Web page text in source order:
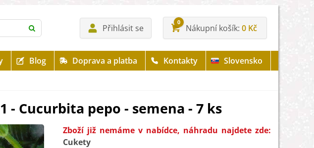
Přihlásit se
0
Nákupní košík 0 Kč
Blog Doprava a platba Kontakty
Slovensko
- Cucurbita pepo - semena - 7 ks
Zboží již nemáme v nabídce, náhradu najdete zde:
Cukety